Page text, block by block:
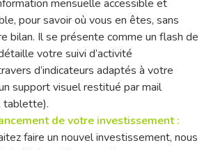
mensuelle accessible et
pour savoir où vous en êtes, sans
bilan. Il se présente comme un flash de
votre suivi d’activité
d’indicateurs adaptés à votre
support visuel restitué par mail
tablette).
de votre investissement :
faire un nouvel investissement, nous